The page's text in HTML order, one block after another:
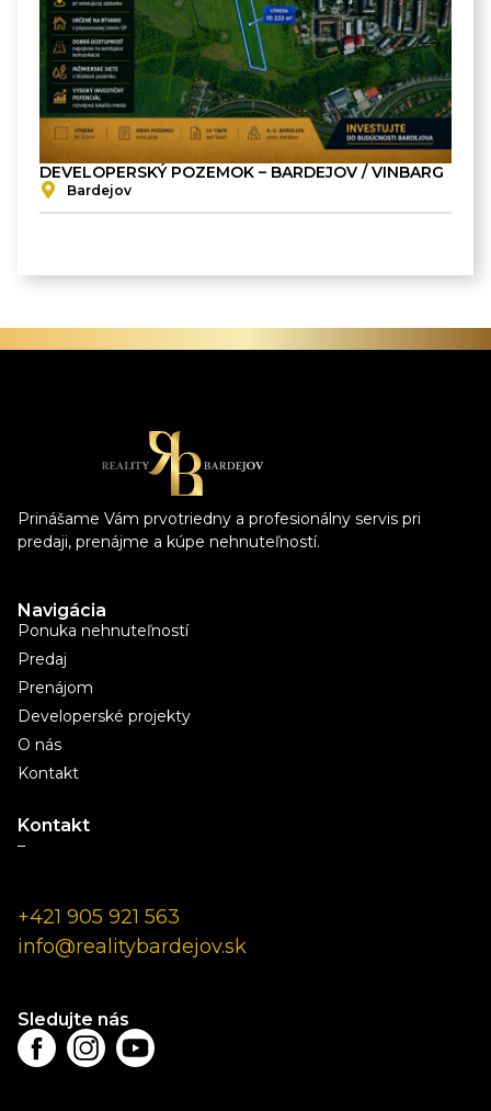
DEVELOPERSKÝ POZEMOK – BARDEJOV / VINBARG
Bardejov
Prinášame Vám prvotriedny a profesionálny servis pri
predaji, prenájme a kúpe nehnuteľností.
Navigácia
Ponuka nehnuteľností
Predaj
Prenájom
Developerské projekty
O nás
Kontakt
Kontakt
–
+421 905 921 563
info@realitybardejov.sk
Sledujte nás